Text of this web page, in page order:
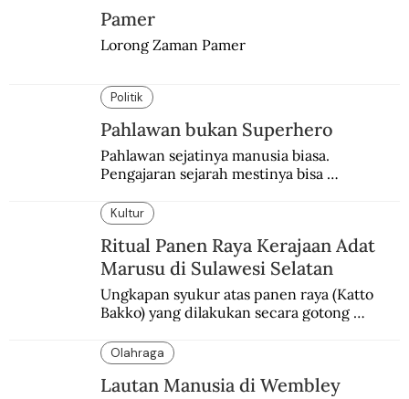
Pamer
Lorong Zaman Pamer
Politik
Pahlawan bukan Superhero
Pahlawan sejatinya manusia biasa.
Pengajaran sejarah mestinya bisa
Kultur
Ritual Panen Raya Kerajaan Adat
Marusu di Sulawesi Selatan
Ungkapan syukur atas panen raya (Katto
Bakko) yang dilakukan secara gotong
Olahraga
Lautan Manusia di Wembley